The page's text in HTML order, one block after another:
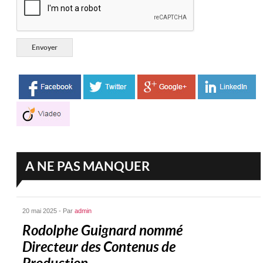
A NE PAS MANQUER
20 mai 2025 - Paradmin
Rodolphe Guignard nommé
Directeur des Contenus de